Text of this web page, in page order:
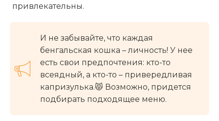
привлекательны.
И не забывайте, что каждая
бенгальская кошка – личность! У нее
есть свои предпочтения: кто-то
всеядный, а кто-то – привередливая
капризулька.😾 Возможно, придется
подбирать подходящее меню.